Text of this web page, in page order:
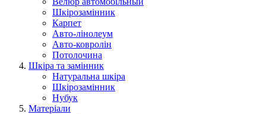
Шкірозамінник
Карпет
Авто-лінолеум
Авто-ковролін
Потолочина
Шкіра та замінник
Натуральна шкіра
Шкірозамінник
Нубук
Матеріали